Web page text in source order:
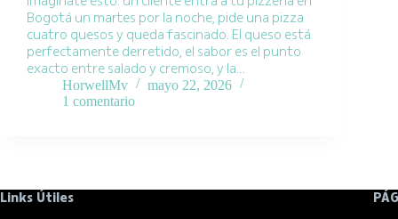
Bogotá un martes por la noche, pide una pizza
cuatro quesos y queda fascinado. El queso está
perfectamente derretido, el sabor es el punto
exacto entre salado y cremoso, y la…
HorwellMv
mayo 22, 2026
1 comentario
Links Útiles